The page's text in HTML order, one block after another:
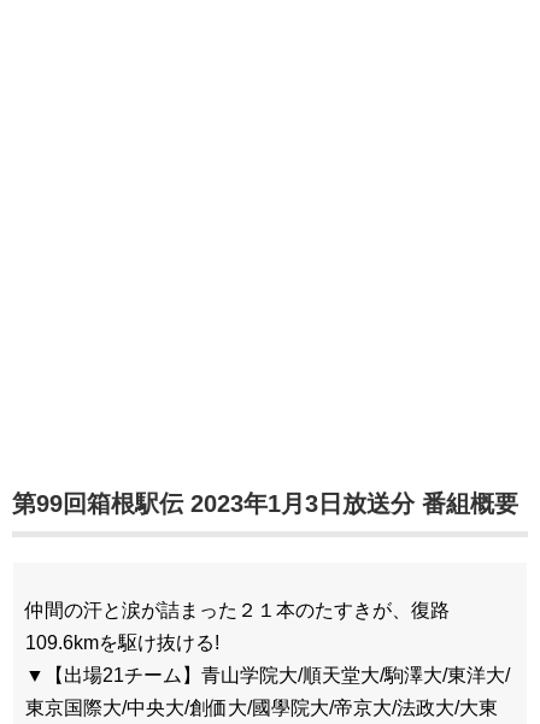
第99回箱根駅伝 2023年1月3日放送分 番組概要
仲間の汗と涙が詰まった２１本のたすきが、復路
109.6kmを駆け抜ける!
▼【出場21チーム】青山学院大/順天堂大/駒澤大/東洋大/
東京国際大/中央大/創価大/國學院大/帝京大/法政大/大東